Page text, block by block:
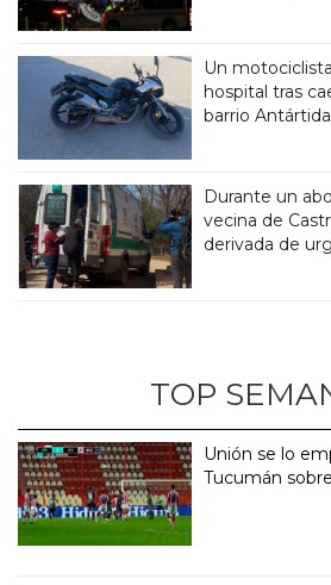
Un
hospital tras
barrio
Durante un
vecina de
derivada de
TOP
Unión se lo
Tucumán